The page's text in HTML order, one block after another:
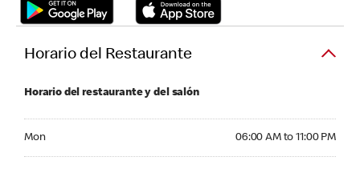
Horario del Restaurante
Horario del restaurante y del salón
Mon 06:00 AM to 11:00 PM